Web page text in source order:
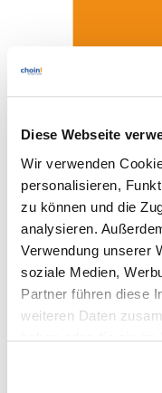
Diese Webseite
Wir verwenden
personalisieren,
zu können und die
analysieren.
Verwendung unserer
soziale Medien,
Partner führen diese
weiteren Daten
haben oder die sie
Cookies, wenn Sie